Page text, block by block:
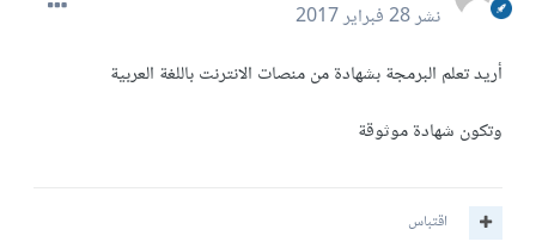
نشر28 فبراير 2017
أريد تعلم البرمجة بشهادة من منصات الانترنت باللغة العربية
وتكون شهادة موثوقة
اقتباس